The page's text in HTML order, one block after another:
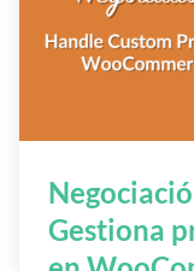
Gestiona